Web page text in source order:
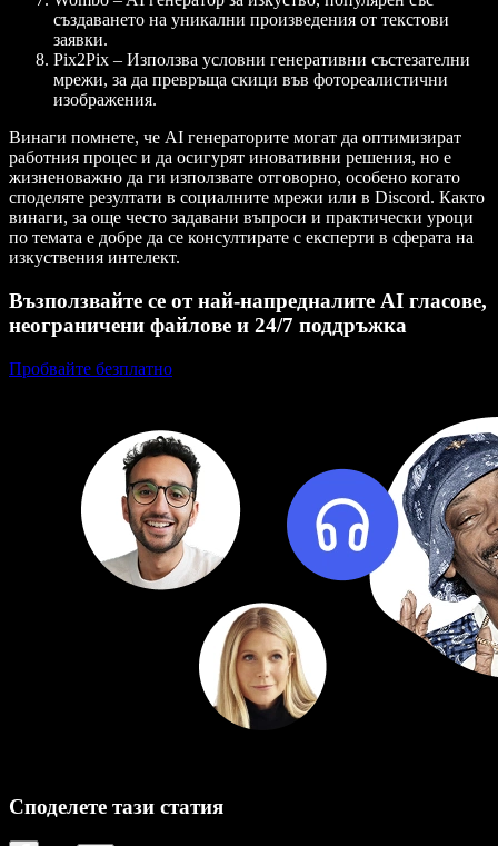
създаването на уникални произведения от текстови
заявки.
Pix2Pix – Използва условни генеративни състезателни
мрежи, за да превръща скици във фотореалистични
изображения.
Винаги помнете, че AI генераторите могат да оптимизират
работния процес и да осигурят иновативни решения, но е
жизненоважно да ги използвате отговорно, особено когато
споделяте резултати в социалните мрежи или в Discord. Както
винаги, за още често задавани въпроси и практически уроци
по темата е добре да се консултирате с експерти в сферата на
изкуствения интелект.
Възползвайте се от най-напредналите AI гласове,
неограничени файлове и 24/7 поддръжка
Пробвайте безплатно
Споделете тази статия